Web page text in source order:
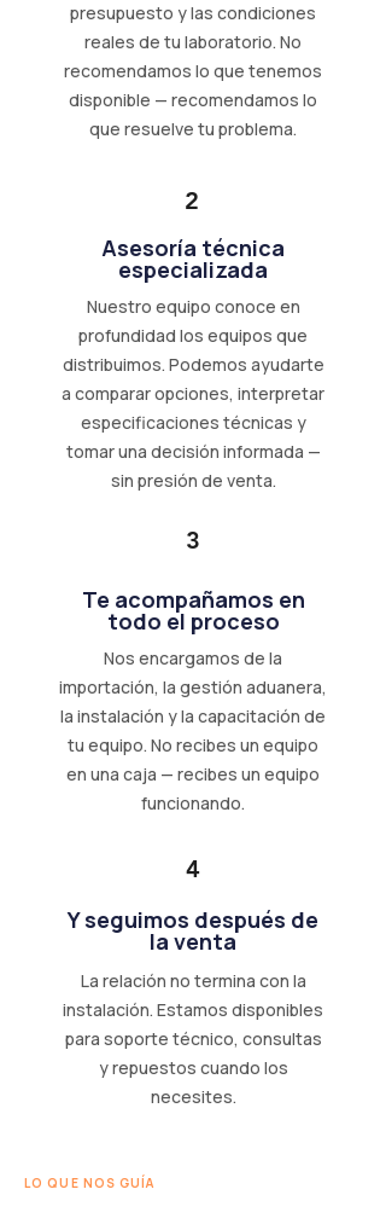
presupuesto y las condiciones
reales de tu laboratorio. No
recomendamos lo que tenemos
disponible — recomendamos lo
que resuelve tu problema.
Asesoría técnica
especializada
Nuestro equipo conoce en
profundidad los equipos que
distribuimos. Podemos ayudarte
a comparar opciones, interpretar
especificaciones técnicas y
tomar una decisión informada —
sin presión de venta.
2
Te acompañamos en
todo el proceso
Nos encargamos de la
importación, la gestión aduanera,
la instalación y la capacitación de
tu equipo. No recibes un equipo
en una caja — recibes un equipo
funcionando.
3
Y seguimos después de
la venta
La relación no termina con la
instalación. Estamos disponibles
para soporte técnico, consultas
y repuestos cuando los
necesites.
4
LO QUE NOS GUÍA